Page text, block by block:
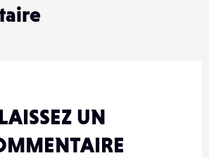
LAISSEZ UN